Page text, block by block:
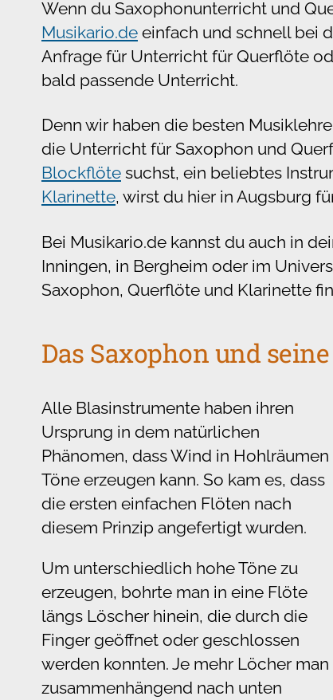
Wenn du Saxophonunterricht und
Musikario.de einfach und schnell bei
Anfrage für Unterricht für Querflöte
bald passende Unterricht.
Denn wir haben die besten
die Unterricht für Saxophon und
Blockflöte suchst, ein beliebtes
Klarinette, wirst du hier in Augsburg
Bei Musikario.de kannst du auch in
Inningen, in Bergheim oder im
Saxophon, Querflöte und Klarinette
Das Saxophon und
Alle Blasinstrumente haben ihren
Ursprung in dem natürlichen
Phänomen, dass Wind in Hohlräumen
Töne erzeugen kann. So kam es, dass
die ersten einfachen Flöten nach
diesem Prinzip angefertigt wurden.
Um unterschiedlich hohe Töne zu
erzeugen, bohrte man in eine Flöte
längs Löscher hinein, die durch die
Finger geöffnet oder geschlossen
werden konnten. Je mehr Löcher man
zusammenhängend nach unten